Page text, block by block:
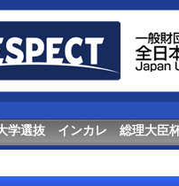
学選抜 インカレ 総理大臣